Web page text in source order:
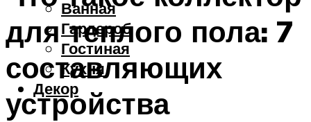
Ванная
Гардероб
Гостиная
Кухня
Декор
для теплого пола: 7
составляющих
устройства